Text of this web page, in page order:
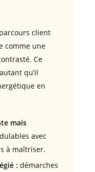
client
comme une
Ce
qu’il
en
mais
avec
à maîtriser.
: démarches